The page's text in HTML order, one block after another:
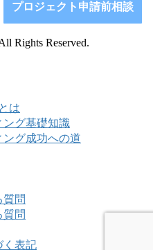
プロジェクト申請前相談
Rights Reserved.
は
ング基礎知識
グ成功への道
質問
質問
く表記